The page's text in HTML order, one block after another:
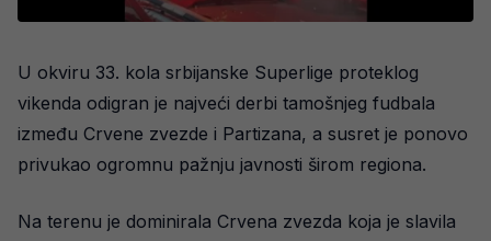
U okviru 33. kola srbijanske Superlige proteklog
vikenda odigran je najveći derbi tamošnjeg fudbala
između Crvene zvezde i Partizana, a susret je ponovo
privukao ogromnu pažnju javnosti širom regiona.
Na terenu je dominirala Crvena zvezda koja je slavila